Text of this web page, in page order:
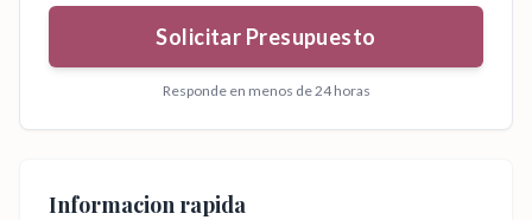
Solicitar Presupuesto
Responde en menos de 24 horas
Informacion rapida